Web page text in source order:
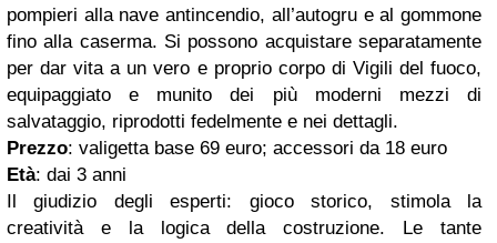
pompieri alla nave antincendio, all’autogru e al gommone
fino alla caserma. Si possono acquistare separatamente
per dar vita a un vero e proprio corpo di Vigili del fuoco,
equipaggiato e munito dei più moderni mezzi di
salvataggio, riprodotti fedelmente e nei dettagli.
Prezzo: valigetta base 69 euro; accessori da 18 euro
Età: dai 3 anni
Il giudizio degli esperti: gioco storico, stimola la
creatività e la logica della costruzione. Le tante